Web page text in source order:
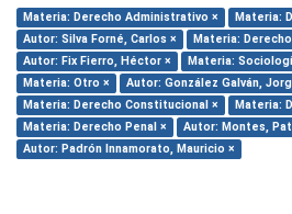
Materia: Derecho Administrativo ×
Materia:
Autor: Silva Forné, Carlos ×
Materia:
Autor: Fix Fierro, Héctor ×
Materia:
Materia: Otro ×
Autor: González Galván,
Materia: Derecho Constitucional ×
Materia:
Materia: Derecho Penal ×
Autor: Montes,
Autor: Padrón Innamorato, Mauricio ×